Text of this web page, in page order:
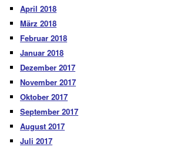
April 2018
März 2018
Februar 2018
Januar 2018
Dezember 2017
November 2017
Oktober 2017
September 2017
August 2017
Juli 2017